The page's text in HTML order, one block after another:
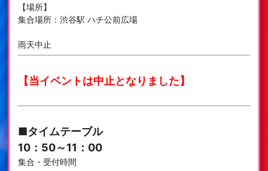
【場所】
集合場所：渋谷駅 ハチ公前広場
雨天中止
【当イベントは中止となりました】
■タイムテーブル
10：50～11：00
集合・受付時間